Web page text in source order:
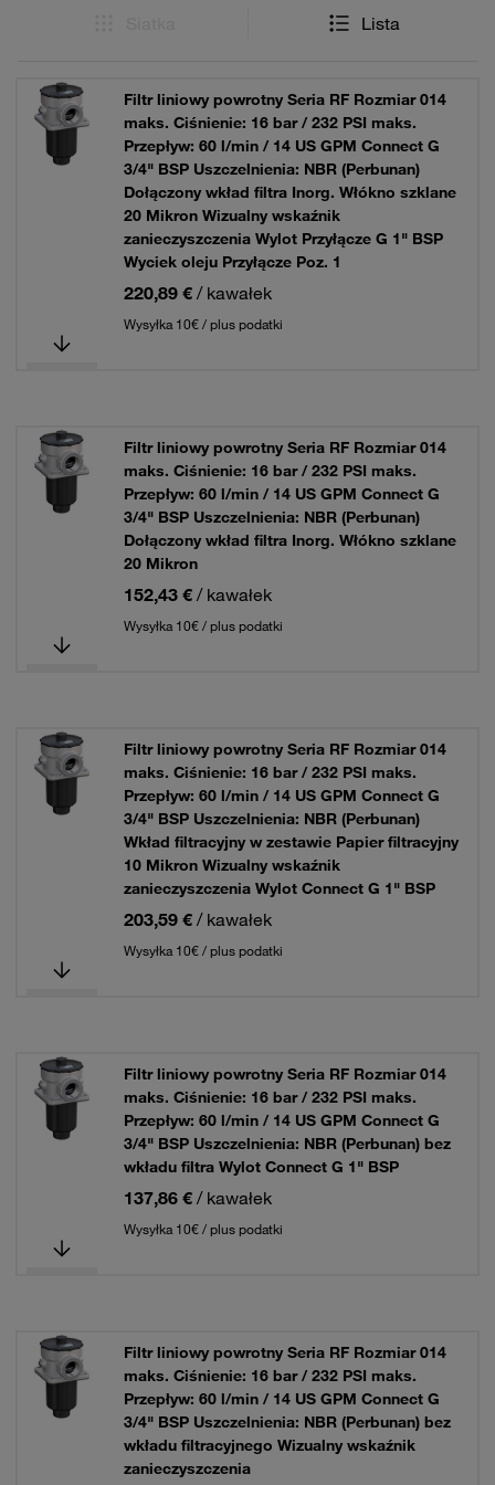
Lista
Filtr liniowy powrotny Seria RF Rozmiar 014
maks. Ciśnienie: 16 bar / 232 PSI maks.
Przepływ: 60 l/min / 14 US GPM Connect G
3/4" BSP Uszczelnienia: NBR (Perbunan)
Dołączony wkład filtra Inorg. Włókno szklane
20 Mikron Wizualny wskaźnik
zanieczyszczenia Wylot Przyłącze G 1" BSP
Wyciek oleju Przyłącze Poz. 1
220,89 € / kawałek
Wysyłka 10€ / plus podatki
Filtr liniowy powrotny Seria RF Rozmiar 014
maks. Ciśnienie: 16 bar / 232 PSI maks.
Przepływ: 60 l/min / 14 US GPM Connect G
3/4" BSP Uszczelnienia: NBR (Perbunan)
Dołączony wkład filtra Inorg. Włókno szklane
20 Mikron
152,43 € / kawałek
Wysyłka 10€ / plus podatki
Filtr liniowy powrotny Seria RF Rozmiar 014
maks. Ciśnienie: 16 bar / 232 PSI maks.
Przepływ: 60 l/min / 14 US GPM Connect G
3/4" BSP Uszczelnienia: NBR (Perbunan)
Wkład filtracyjny w zestawie Papier filtracyjny
10 Mikron Wizualny wskaźnik
zanieczyszczenia Wylot Connect G 1" BSP
203,59 € / kawałek
Wysyłka 10€ / plus podatki
Filtr liniowy powrotny Seria RF Rozmiar 014
maks. Ciśnienie: 16 bar / 232 PSI maks.
Przepływ: 60 l/min / 14 US GPM Connect G
3/4" BSP Uszczelnienia: NBR (Perbunan) bez
wkładu filtra Wylot Connect G 1" BSP
137,86 € / kawałek
Wysyłka 10€ / plus podatki
Filtr liniowy powrotny Seria RF Rozmiar 014
maks. Ciśnienie: 16 bar / 232 PSI maks.
Przepływ: 60 l/min / 14 US GPM Connect G
3/4" BSP Uszczelnienia: NBR (Perbunan) bez
wkładu filtracyjnego Wizualny wskaźnik
zanieczyszczenia